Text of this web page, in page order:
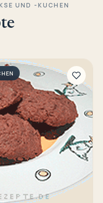
UND -KUCHEN